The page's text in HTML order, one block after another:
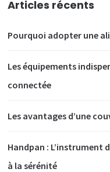
Articles récents
Pourquoi adopter une
Les équipements
connectée
Les avantages d’une
Handpan : L’instrument
à la sérénité